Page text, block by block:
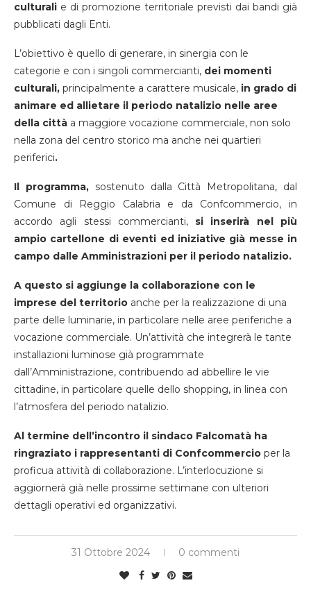
culturali e di promozione territoriale previsti dai bandi già
pubblicati dagli Enti.
L’obiettivo è quello di generare, in sinergia con le
categorie e con i singoli commercianti, dei momenti
culturali, principalmente a carattere musicale, in grado di
animare ed allietare il periodo natalizio nelle aree
della città a maggiore vocazione commerciale, non solo
nella zona del centro storico ma anche nei quartieri
periferici.
Il programma,sostenuto dalla Città Metropolitana, dal
Comune di Reggio Calabria e da Confcommercio, in
accordo agli stessi commercianti,si inserirà nel più
ampio cartellone di eventi ed iniziative già messe in
campo dalle Amministrazioni per il periodo natalizio.
A questo si aggiunge la collaborazione con le
imprese del territorio anche per la realizzazione di una
parte delle luminarie, in particolare nelle aree periferiche a
vocazione commerciale. Un’attività che integrerà le tante
installazioni luminose già programmate
dall’Amministrazione, contribuendo ad abbellire le vie
cittadine, in particolare quelle dello shopping, in linea con
l’atmosfera del periodo natalizio.
Al termine dell’incontro il sindaco Falcomatà ha
ringraziato i rappresentanti di Confcommercio per la
proficua attività di collaborazione. L’interlocuzione si
aggiornerà già nelle prossime settimane con ulteriori
dettagli operativi ed organizzativi.
31 Ottobre 2024 0 commenti